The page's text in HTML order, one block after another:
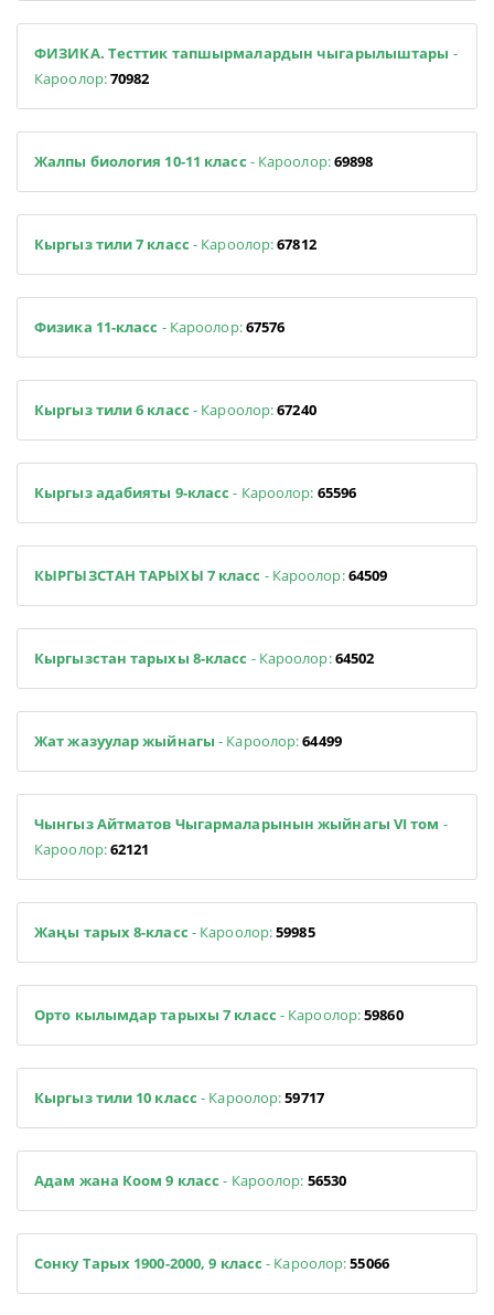
ФИЗИКА. Тесттик тапшырмалардын чыгарылыштары -
Кароолор:70982
Жалпы биология 10-11 класс - Кароолор:69898
Кыргыз тили 7 класс - Кароолор:67812
Физика 11-класс - Кароолор:67576
Кыргыз тили 6 класс - Кароолор:67240
Кыргыз адабияты 9-класс- Кароолор: 65596
КЫРГЫЗСТАН ТАРЫХЫ 7 класс - Кароолор:64509
Кыргызстан тарыхы 8-класс - Кароолор:64502
Жат жазуулар жыйнагы - Кароолор:64499
Чынгыз Айтматов Чыгармаларынын жыйнагы VI том -
Кароолор:62121
Жаңы тарых 8-класс - Кароолор:59985
Орто кылымдар тарыхы 7 класс - Кароолор:59860
Кыргыз тили 10 класс- Кароолор:59717
Адам жана Коом 9 класс - Кароолор: 56530
Сонку Тарых 1900-2000, 9 класс - Кароолор:55066